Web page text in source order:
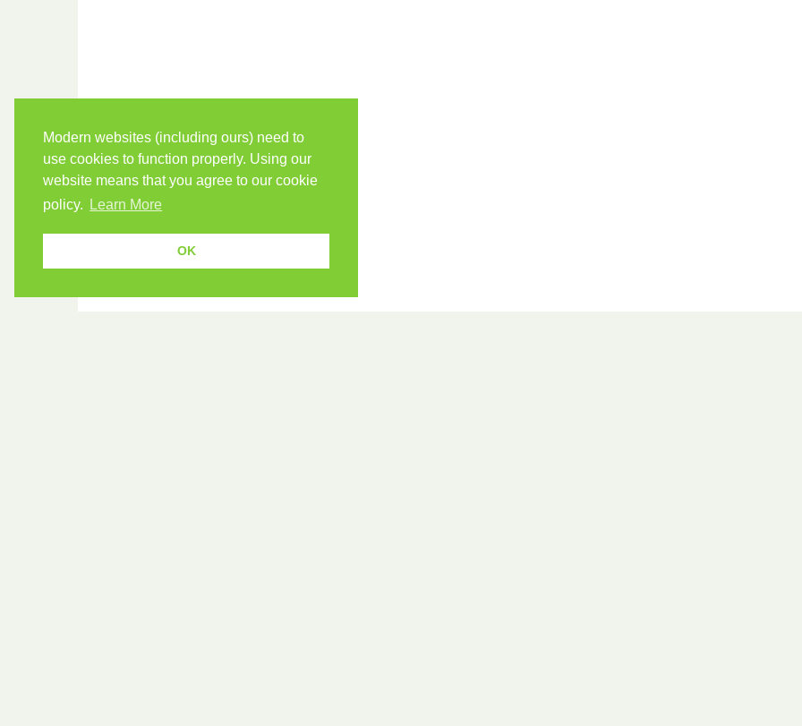
Modern websites (including ours) need to
use cookies to function properly. Using our
website means that you agree to our cookie
policy.
Learn More
OK